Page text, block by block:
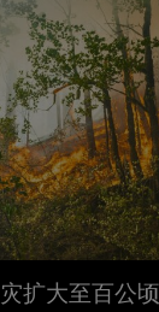
扩大至百公